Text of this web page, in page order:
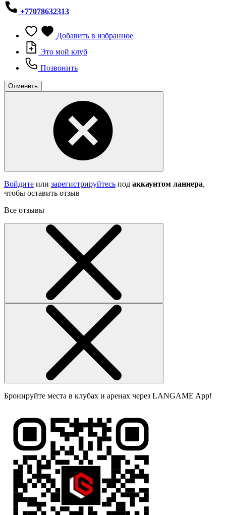
+77078632313
Добавить в избранное
Это мой клуб
Позвонить
Отменить
Войдите или зарегистрируйтесь под аккаунтом ланнера,
чтобы оставить отзыв
Все отзывы
Бронируйте места в клубах и аренах через LANGAME App!